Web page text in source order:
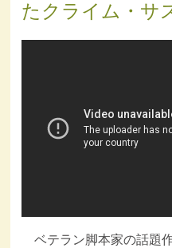
たクライム・サ
ベテラン脚本家の話題